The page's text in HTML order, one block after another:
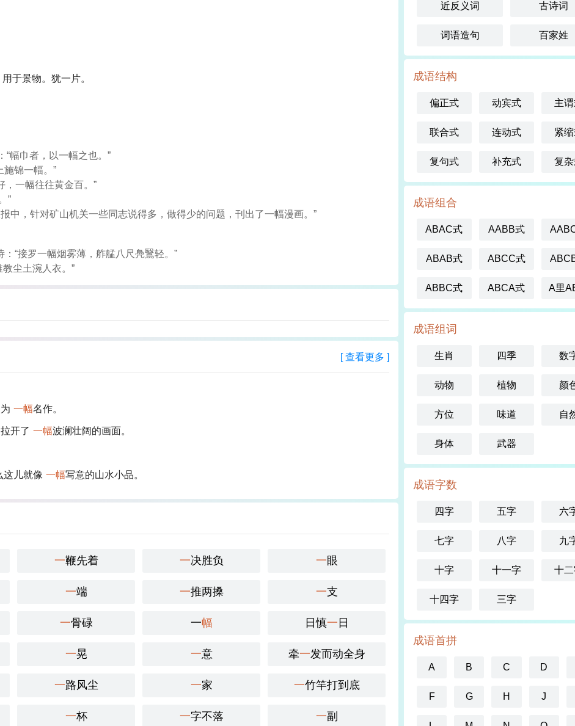
于景物。犹一片。
“幅巾者，以一幅之也。”
施锦一幅。”
，一幅往往黄金百。”
”
中，针对矿山机关一些同志说得多，做得少的问题，刊出了一幅漫画。”
“接罗一幅烟雾薄，舴艋八尺鳧鷖轻。”
尘土涴人衣。”
[ 查看更多 ]
一幅名作。
开了 一幅波澜壮阔的画面。
这儿就像 一幅写意的山水小品。
一鞭先着 一决胜负 一眼
一端 一推两搡 一支
一骨碌 一幅 日慎一 日
一晃 一意 牵一发而动全身
一路风尘 一家 一竹竿打到底
一杯 一字不落 一副
近反义词 古诗词
词语造句 百家姓
成语结构
偏正式 动宾式 主
联合式 连动式 紧
复句式 补充式 复
成语组合
ABAC式 AABB式
ABAB式 ABCC式
ABBC式 ABCA式 A里
成语组词
生肖 四季 数
动物 植物 颜
方位 味道 自
身体 武器
成语字数
四字 五字 六
七字 八字 九
十字 十一字 十
十四字 三字
成语首拼
A B C D
F G H J